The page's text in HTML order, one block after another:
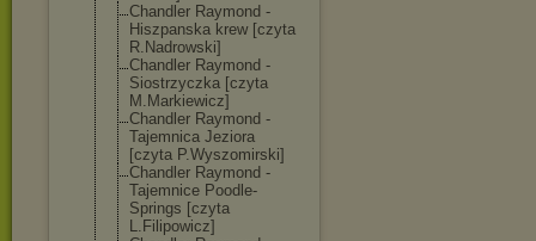
Chandler Raymond -
Hiszpanska krew [czyta
R.Nadrowski]
Chandler Raymond -
Siostrzyczka [czyta
M.Markiewicz]
Chandler Raymond -
Tajemnica Jeziora
[czyta P.Wyszomirski]
Chandler Raymond -
Tajemnice Poodle-
Springs [czyta
L.Filipowicz]